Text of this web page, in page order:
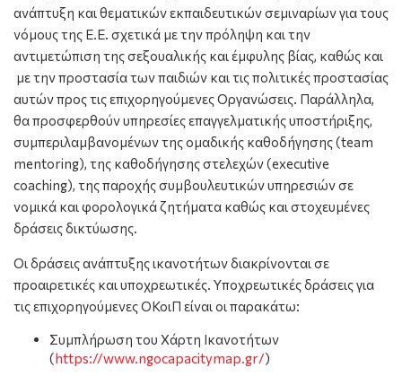
ανάπτυξη και θεματικών εκπαιδευτικών σεμιναρίων για τους
νόμους της Ε.Ε. σχετικά με την πρόληψη και την
αντιμετώπιση της σεξουαλικής και έμφυλης βίας, καθώς και
με την προστασία των παιδιών και τις πολιτικές προστασίας
αυτών προς τις επιχορηγούμενες Οργανώσεις. Παράλληλα,
θα προσφερθoύν υπηρεσίες επαγγελματικής υποστήριξης,
συμπεριλαμβανομένων της ομαδικής καθοδήγησης (team
mentoring), της καθοδήγησης στελεχών (executive
coaching), της παροχής συμβουλευτικών υπηρεσιών σε
νομικά και φορολογικά ζητήματα καθώς και στοχευμένες
δράσεις δικτύωσης.
Οι δράσεις ανάπτυξης ικανοτήτων διακρίνονται σε
προαιρετικές και υποχρεωτικές. Υποχρεωτικές δράσεις για
τις επιχορηγούμενες ΟΚοιΠ είναι οι παρακάτω:
Συμπλήρωση του Χάρτη Ικανοτήτων
(https://www.ngocapacitymap.gr/)